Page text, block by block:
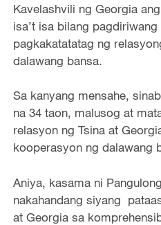
Kavelashvili ng Georgia
isa’t isa bilang
pagkakatatatag ng
dalawang bansa.
Sa kanyang mensahe,
na 34 taon, malusog at
relasyon ng Tsina at
kooperasyon ng dalawang
Aniya, kasama ni
nakahandang siyang
at Georgia sa